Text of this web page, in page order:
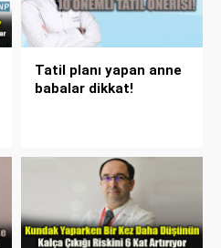
Tatil planı yapan anne
babalar dikkat!